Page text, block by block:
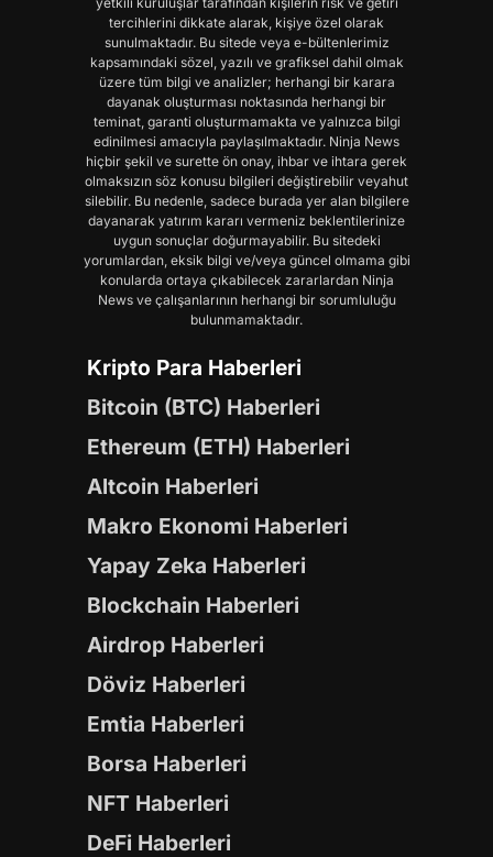
tercihlerini dikkate alarak, kişiye özel olarak
sunulmaktadır. Bu sitede veya e-bültenlerimiz
kapsamındaki sözel, yazılı ve grafiksel dahil olmak
üzere tüm bilgi ve analizler; herhangi bir karara
dayanak oluşturması noktasında herhangi bir
teminat, garanti oluşturmamakta ve yalnızca bilgi
edinilmesi amacıyla paylaşılmaktadır. Ninja News
hiçbir şekil ve surette ön onay, ihbar ve ihtara gerek
olmaksızın söz konusu bilgileri değiştirebilir veyahut
silebilir. Bu nedenle, sadece burada yer alan bilgilere
dayanarak yatırım kararı vermeniz beklentilerinize
uygun sonuçlar doğurmayabilir. Bu sitedeki
yorumlardan, eksik bilgi ve/veya güncel olmama gibi
konularda ortaya çıkabilecek zararlardan Ninja
News ve çalışanlarının herhangi bir sorumluluğu
bulunmamaktadır.
Kripto Para Haberleri
Bitcoin (BTC) Haberleri
Ethereum (ETH) Haberleri
Altcoin Haberleri
Makro Ekonomi Haberleri
Yapay Zeka Haberleri
Blockchain Haberleri
Airdrop Haberleri
Döviz Haberleri
Emtia Haberleri
Borsa Haberleri
NFT Haberleri
DeFi Haberleri